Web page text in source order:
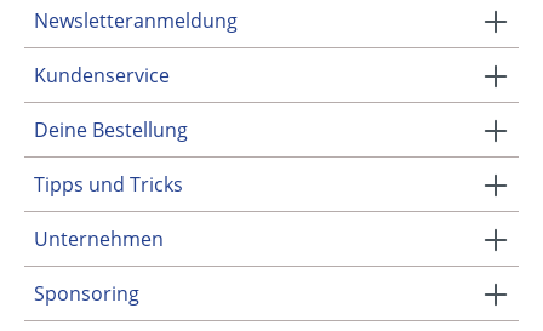
Newsletteranmeldung
Kundenservice
Deine Bestellung
Tipps und Tricks
Unternehmen
Sponsoring